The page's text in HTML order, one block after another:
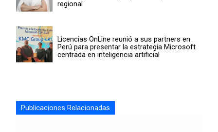
regional
Licencias OnLine reunió a sus partners en
Perú para presentar la estrategia Microsoft
centrada en inteligencia artificial
Publicaciones Relacionadas